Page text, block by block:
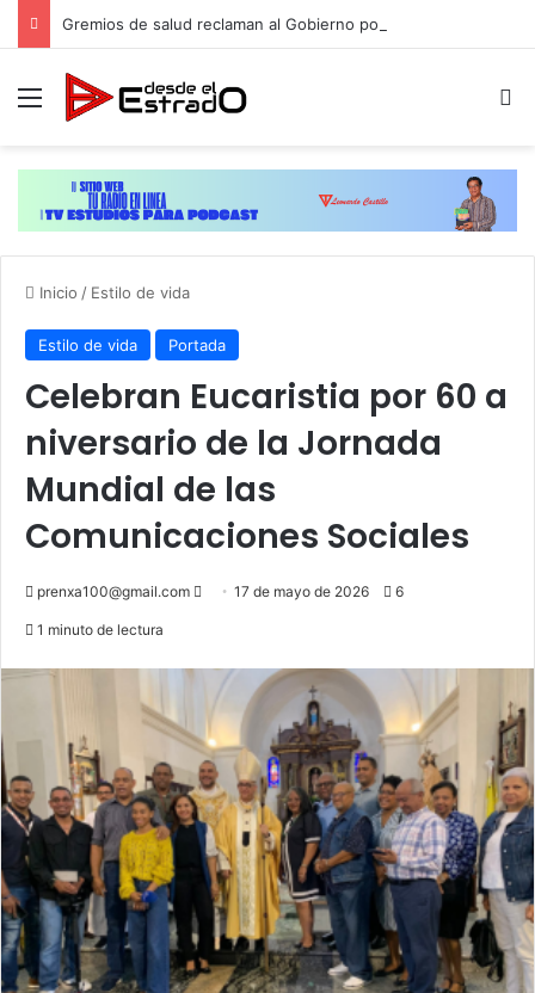
Menú
Inicio / Estilo de vida
Estilo de vida Portada
Celebran Eucaristia por 60 a
niversario de la Jornada
Mundial de las
Comunicaciones Sociales
prenxa100@gmail.com
Send17 de mayo de 2026 6
1 minuto de lectura